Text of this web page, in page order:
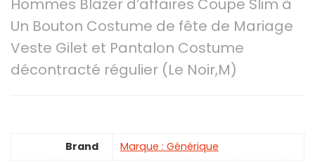
Hommes Blazer d’affaires Coupe Slim à
Un Bouton Costume de fête de Mariage
Veste Gilet et Pantalon Costume
décontracté régulier (Le Noir,M)
Brand Marque : Générique